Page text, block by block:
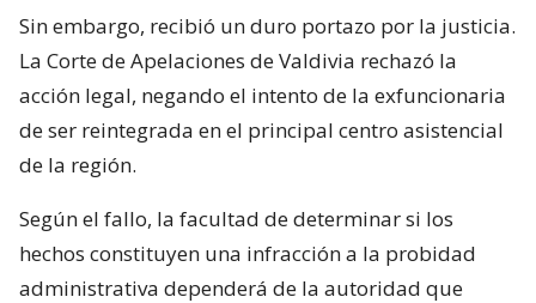
Sin embargo, recibió un duro portazo por la justicia.
La Corte de Apelaciones de Valdivia rechazó la
acción legal, negando el intento de la exfuncionaria
de ser reintegrada en el principal centro asistencial
de la región.
Según el fallo, la facultad de determinar si los
hechos constituyen una infracción a la probidad
administrativa dependerá de la autoridad que